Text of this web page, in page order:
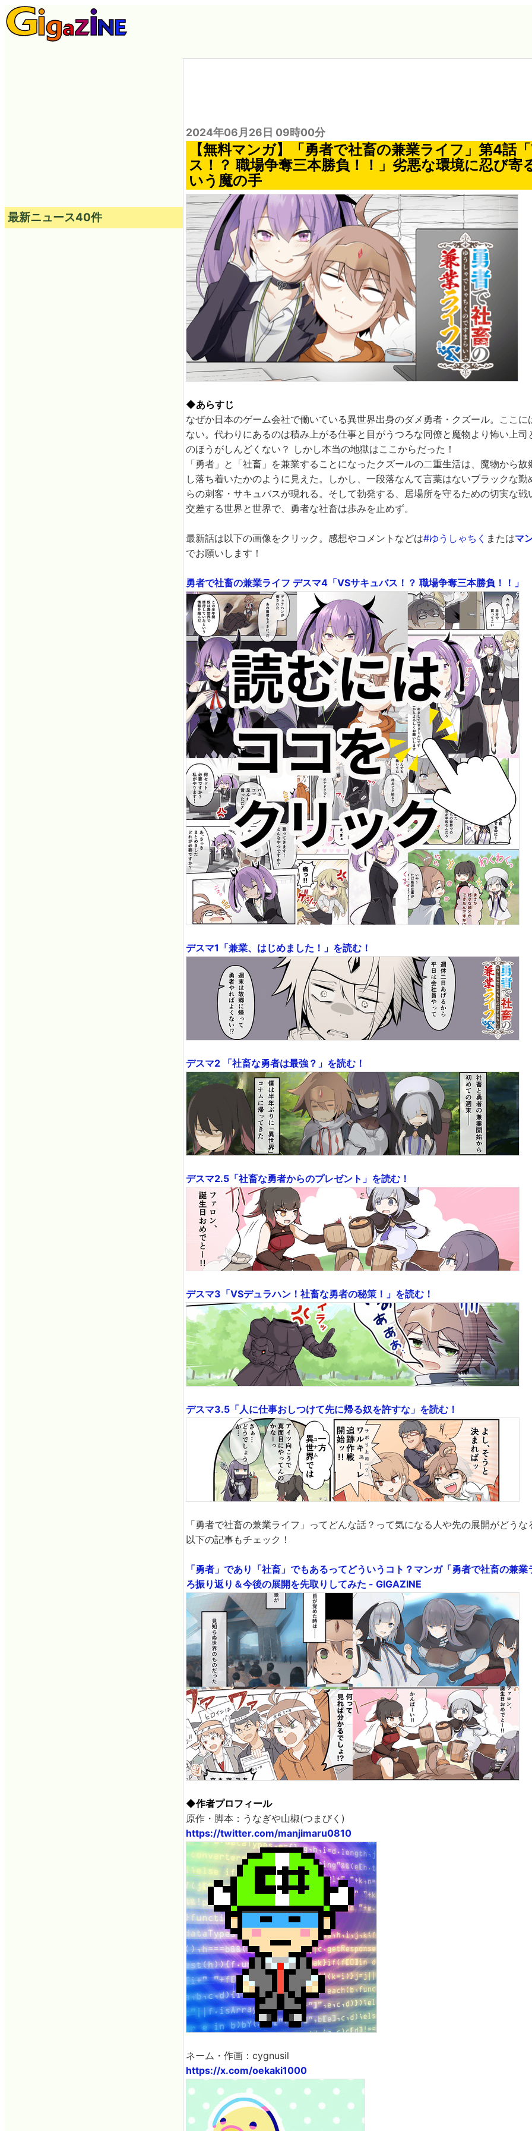
2024年06月26日 09時00分
【無料マンガ】「勇者で社畜の兼業ライフ」第4話
ス！？ 職場争奪三本勝負！！」劣悪な環境に忍び寄
いう魔の手
◆あらすじ
なぜか日本のゲーム会社で働いている異世界出身のダメ勇者・クズール。ここに
ない。代わりにあるのは積み上がる仕事と目がうつろな同僚と魔物より怖い上
のほうがしんどくない？ しかし本当の地獄はここからだった！
「勇者」と「社畜」を兼業することになったクズールの二重生活は、魔物から
し落ち着いたかのように見えた。しかし、一段落なんて言葉はないブラックな勤
らの刺客・サキュバスが現れる。そして勃発する、居場所を守るための切実な
交差する世界と世界で、勇者な社畜は歩みを止めず。
最新話は以下の画像をクリック。感想やコメントなどは#ゆうしゃちく またはマ
でお願いします！
勇者で社畜の兼業ライフ デスマ4「VSサキュバス！？ 職場争奪三本勝負！！」
デスマ1「兼業、はじめました！」を読む！
デスマ2 「社畜な勇者は最強？」を読む！
デスマ2.5「社畜な勇者からのプレゼント」を読む！
デスマ3「VSデュラハン！社畜な勇者の秘策！」を読む！
デスマ3.5「人に仕事おしつけて先に帰る奴を許すな」を読む！
「勇者で社畜の兼業ライフ」ってどんな話？って気になる人や先の展開がどう
以下の記事もチェック！
「勇者」であり「社畜」でもあるってどういうコト？マンガ「勇者で社畜の兼
ろ振り返り＆今後の展開を先取りしてみた - GIGAZINE
◆作者プロフィール
原作・脚本：うなぎや山椒(つまびく)
https://twitter.com/manjimaru0810
ネーム・作画：cygnusil
https://x.com/oekaki1000
最新ニュース40件